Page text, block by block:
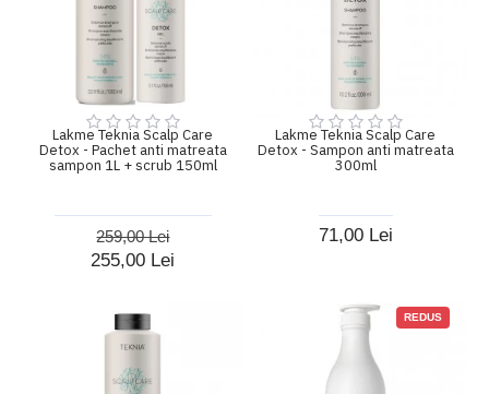
Lakme Teknia Scalp Care
Detox - Pachet anti matreata
sampon 1L + scrub 150ml
255,00 Lei
259,00 Lei
Lakme Teknia Scalp Care
Detox - Sampon anti matreata
300ml
71,00 Lei
REDUS